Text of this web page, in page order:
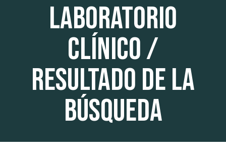
Laboratorio
Clínico /
Resultado de la
búsqueda